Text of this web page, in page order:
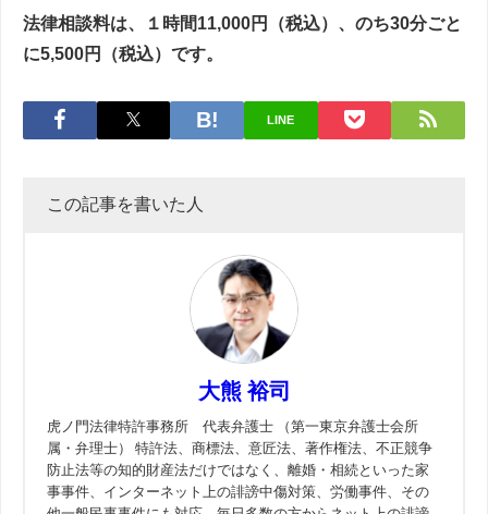
法律相談料は、１時間11,000円（税込）、のち30分ごと
に5,500円（税込）です。
LINE
この記事を書いた人
大熊 裕司
虎ノ門法律特許事務所 代表弁護士 （第一東京弁護士会所
属・弁理士） 特許法、商標法、意匠法、著作権法、不正競争
防止法等の知的財産法だけではなく、離婚・相続といった家
事事件、インターネット上の誹謗中傷対策、労働事件、その